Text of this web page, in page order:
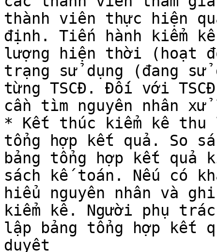
thành viên thực hiện
định. Tiến hành kiểm
lượng hiện thời (hoạt
trạng sử dụng (đang sử
từng TSCĐ. Đối với
cần tìm nguyên nhân
* Kết thúc kiểm kê thu
tổng hợp kết quả. So
bảng tổng hợp kết
sách kế toán. Nếu có
hiểu nguyên nhân và
kiểm kê. Người phụ
lập bảng tổng hợp kết
duyệt